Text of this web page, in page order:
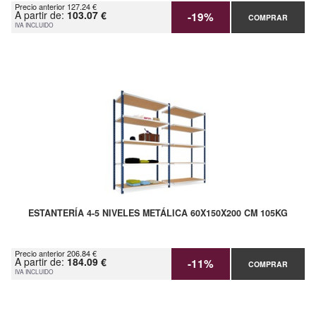
Precio anterior 127.24 €
A partir de: 103.07 €
IVA INCLUIDO -19% COMPRAR
ESTANTERÍA 4-5 NIVELES METÁLICA 60X150X200 CM 105KG
Precio anterior 206.84 €
A partir de: 184.09 €
IVA INCLUIDO -11% COMPRAR